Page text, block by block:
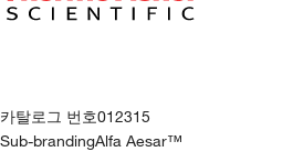
카탈로그 번호012315
Sub-brandingAlfa Aesar™